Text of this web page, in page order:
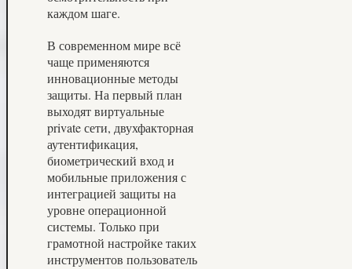
каждом шаге.
В современном мире всё
чаще применяются
инновационные методы
защиты. На первый план
выходят виртуальные
private сети, двухфакторная
аутентификация,
биометрический вход и
мобильные приложения с
интеграцией защиты на
уровне операционной
системы. Только при
грамотной настройке таких
инструментов пользователь